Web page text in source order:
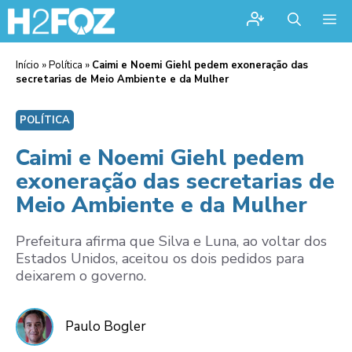
Início »Política » Caimi e Noemi Giehl pedem exoneração das
secretarias de Meio Ambiente e da Mulher
POLÍTICA
Caimi e Noemi Giehl pedem
exoneração das secretarias de
Meio Ambiente e da Mulher
Prefeitura afirma que Silva e Luna, ao voltar dos
Estados Unidos, aceitou os dois pedidos para
deixarem o governo.
Paulo Bogler